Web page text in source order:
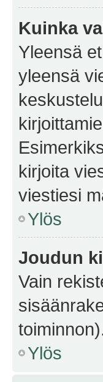
Kuinka
Yleensä
yleensä
kirjoita
viestiesi
Ylös
Joudun
Vain
Ylös